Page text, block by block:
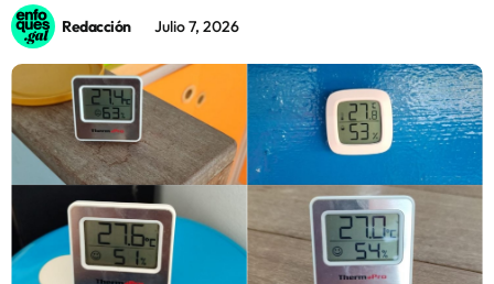
InnovaRedacción Julio 7, 2026